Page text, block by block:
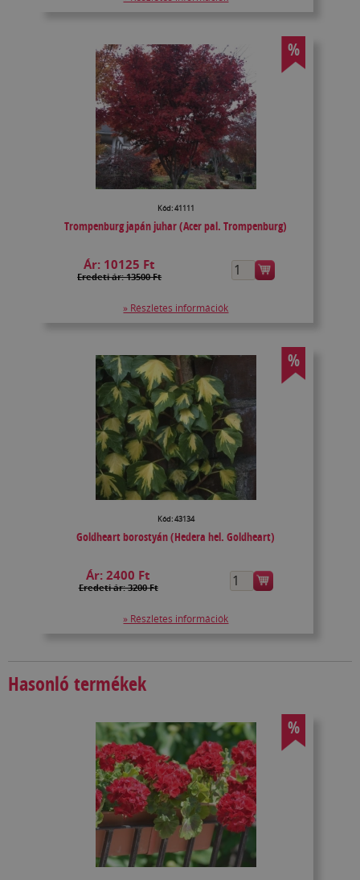
%
Kód: 41111
Trompenburg japán juhar (Acer pal. Trompenburg)
Ár: 10125 Ft
Eredeti ár: 13500 Ft
» Részletes információk
%
Kód: 43134
Goldheart borostyán (Hedera hel. Goldheart)
Ár:2400 Ft
Eredeti ár: 3200 Ft
» Részletes információk
Hasonló termékek
%